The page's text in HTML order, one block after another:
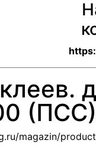
(ПСС)
magazin/